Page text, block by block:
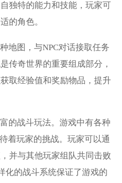
独特的能力和技能，玩家可
的角色。
地图，与NPC对话接取任务
传奇世界的重要组成部分，
取经验值和奖励物品，提升
的战斗玩法。游戏中有各种
着玩家的挑战。玩家可以通
并与其他玩家组队共同击败
化的战斗系统保证了游戏的